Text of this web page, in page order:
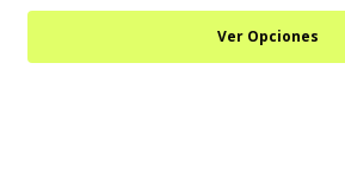
Ver Opciones